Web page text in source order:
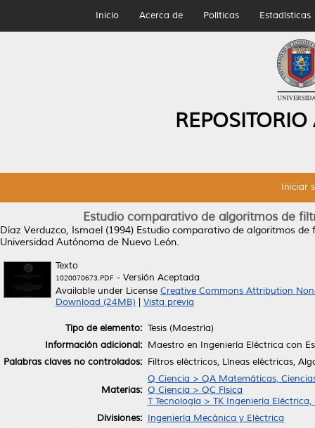
Inicio Acerca de Políticas Estadísticas
Iniciar
Estudio comparativo de algoritmos de
Díaz Verduzco, Ismael (1994) Estudio comparativo de algoritmos
Universidad Autónoma de Nuevo León.
Texto
1020070673.PDF - Versión Aceptada
Available under License Creative Commons Attribution
Download (24MB)
Vista previa
Tipo de elemento: Tesis (Maestría)
Información adicional: Maestro en Ingeniería Eléctrica con
Palabras claves no controlados: Filtros eléctricos, Líneas eléctricas,
Materias:
Q Ciencia > QA Matemáticas,
Q Ciencia > QC Física
T Tecnología > TK Ingeniería
Divisiones: Ingeniería Mecánica y Eléctrica